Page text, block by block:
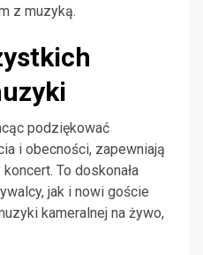
z muzyką.
podziękować
i obecności, zapewniają
To doskonała
jak i nowi goście
kameralnej na żywo,